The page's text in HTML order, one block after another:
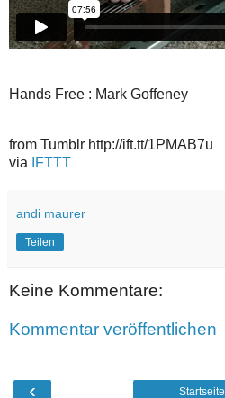
Hands Free : Mark Goffeney
from Tumblr http://ift.tt/1PMAB7u
via
IFTTT
andi maurer
Teilen
Keine Kommentare:
Kommentar veröffentlichen
‹ Startseite